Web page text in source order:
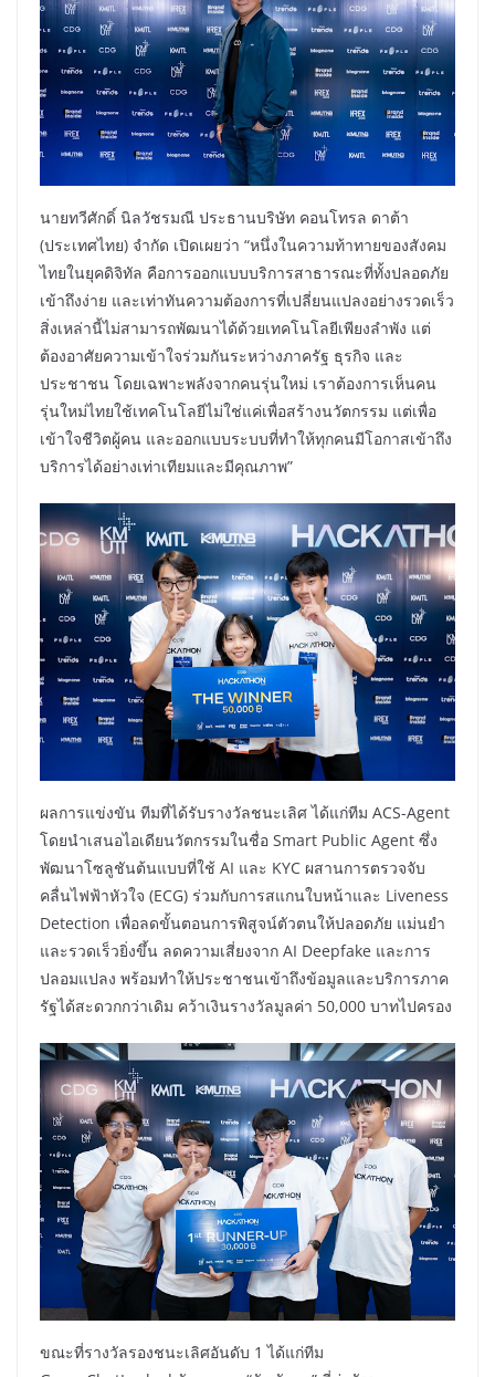
นายทวีศักดิ์ นิลวัชรมณี ประธานบริษัท คอนโทรล ดาต้า
(ประเทศไทย) จำกัด เปิดเผยว่า “หนึ่งในความท้าทายของสังคม
ไทยในยุคดิจิทัล คือการออกแบบบริการสาธารณะที่ทั้งปลอดภัย
เข้าถึงง่าย และเท่าทันความต้องการที่เปลี่ยนแปลงอย่างรวดเร็ว
สิ่งเหล่านี้ไม่สามารถพัฒนาได้ด้วยเทคโนโลยีเพียงลำพัง แต่
ต้องอาศัยความเข้าใจร่วมกันระหว่างภาครัฐ ธุรกิจ และ
ประชาชน โดยเฉพาะพลังจากคนรุ่นใหม่ เราต้องการเห็นคน
รุ่นใหม่ไทยใช้เทคโนโลยีไม่ใช่แค่เพื่อสร้างนวัตกรรม แต่เพื่อ
เข้าใจชีวิตผู้คน และออกแบบระบบที่ทำให้ทุกคนมีโอกาสเข้าถึง
บริการได้อย่างเท่าเทียมและมีคุณภาพ”
ผลการแข่งขัน ทีมที่ได้รับรางวัลชนะเลิศ ได้แก่ทีม ACS-Agent
โดยนำเสนอไอเดียนวัตกรรมในชื่อ Smart Public Agent ซึ่ง
พัฒนาโซลูชันต้นแบบที่ใช้ AI และ KYC ผสานการตรวจจับ
คลื่นไฟฟ้าหัวใจ (ECG) ร่วมกับการสแกนใบหน้าและ Liveness
Detection เพื่อลดขั้นตอนการพิสูจน์ตัวตนให้ปลอดภัย แม่นยำ
และรวดเร็วยิ่งขึ้น ลดความเสี่ยงจาก AI Deepfake และการ
ปลอมแปลง พร้อมทำให้ประชาชนเข้าถึงข้อมูลและบริการภาค
รัฐได้สะดวกกว่าเดิม คว้าเงินรางวัลมูลค่า 50,000 บาทไปครอง
ขณะที่รางวัลรองชนะเลิศอันดับ 1 ได้แก่ทีม